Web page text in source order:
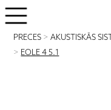
PRECES >AKUSTISKĀS
> EOLE 4 5.1